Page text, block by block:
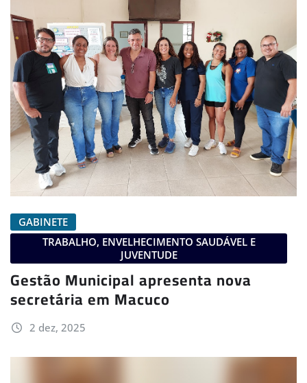
GABINETE
TRABALHO, ENVELHECIMENTO SAUDÁVEL E
JUVENTUDE
Gestão Municipal apresenta nova
secretária em Macuco
2 dez, 2025